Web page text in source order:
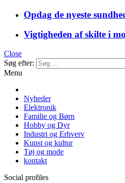
Opdag de nyeste
Vigtigheden af skilte i
Close
Søg efter:
Menu
Nyheder
Elektronik
Familie og Børn
Hobby og Dyr
Industri og Erhverv
Kunst og kultur
Tøj og mode
kontakt
Social profiles